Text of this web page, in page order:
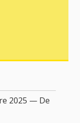
2025 — De